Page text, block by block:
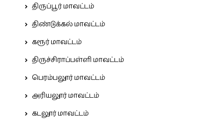
திருப்பூர் மாவட்டம்
திண்டுக்கல் மாவட்டம்
கரூர் மாவட்டம்
திருச்சிராப்பள்ளி மாவட்டம்
பெரம்பலூர் மாவட்டம்
அரியலூர் மாவட்டம்
கடலூர் மாவட்டம்